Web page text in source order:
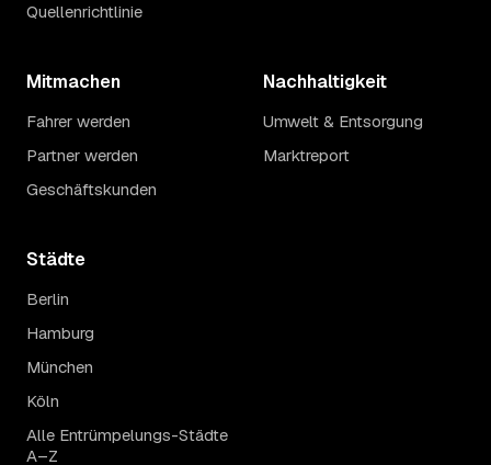
Quellenrichtlinie
Mitmachen
Fahrer werden
Partner werden
Geschäftskunden
Nachhaltigkeit
Umwelt & Entsorgung
Marktreport
Städte
Berlin
Hamburg
München
Köln
Alle Entrümpelungs-Städte
A–Z